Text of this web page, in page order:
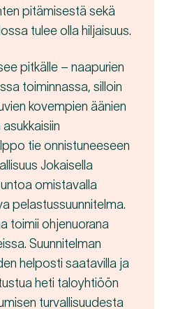
pitämisestä sekä
tulee olla hiljaisuus.
pitkälle – naapurien
toiminnassa, silloin
kovempien äänien
tie onnistuneeseen
Jokaisella
omistavalla
pelastussuunnitelma.
toimii ohjenuorana
Suunnitelman
helposti saatavilla ja
heti taloyhtiöön
turvallisuudesta